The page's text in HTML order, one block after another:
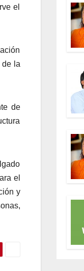
el
de la
de
el
y